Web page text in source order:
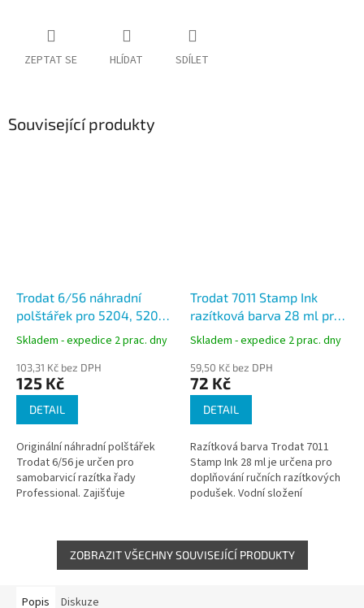
ZEPTAT SE HLÍDAT SDÍLET
Související produkty
Trodat 6/56 náhradní
polštářek pro 5204, 5206,
5460
Skladem - expedice 2 prac. dny
103,31 Kč bez DPH
125 Kč
DETAIL
Originální náhradní polštářek
Trodat 6/56 je určen pro
samobarvicí razítka řady
Professional. Zajišťuje
pro školy, úřady...
Trodat 7011 Stamp Ink
razítková barva 28 ml pro
podušky
Skladem - expedice 2 prac. dny
59,50 Kč bez DPH
72 Kč
DETAIL
Razítková barva Trodat 7011
Stamp Ink 28 ml je určena pro
doplňování ručních razítkových
podušek. Vodní složení
firmy,...
ZOBRAZIT VŠECHNY SOUVISEJÍCÍ PRODUKTY
Popis Diskuze